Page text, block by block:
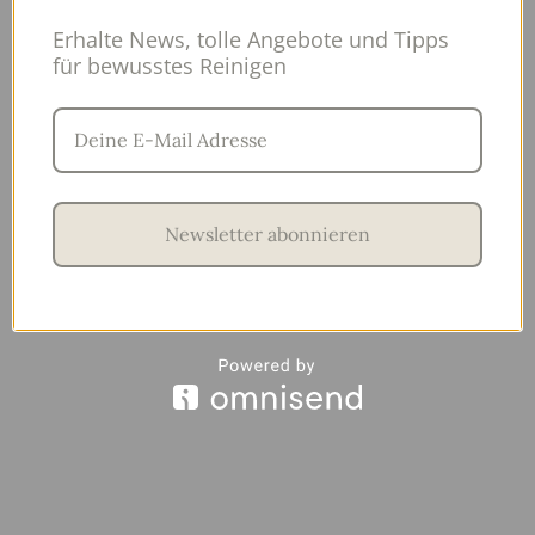
Erhalte News, tolle Angebote und Tipps
für bewusstes Reinigen
Newsletter abonnieren